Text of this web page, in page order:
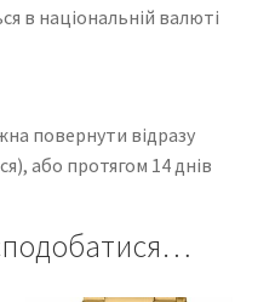
в національній валюті
повернути відразу
або протягом 14 днів